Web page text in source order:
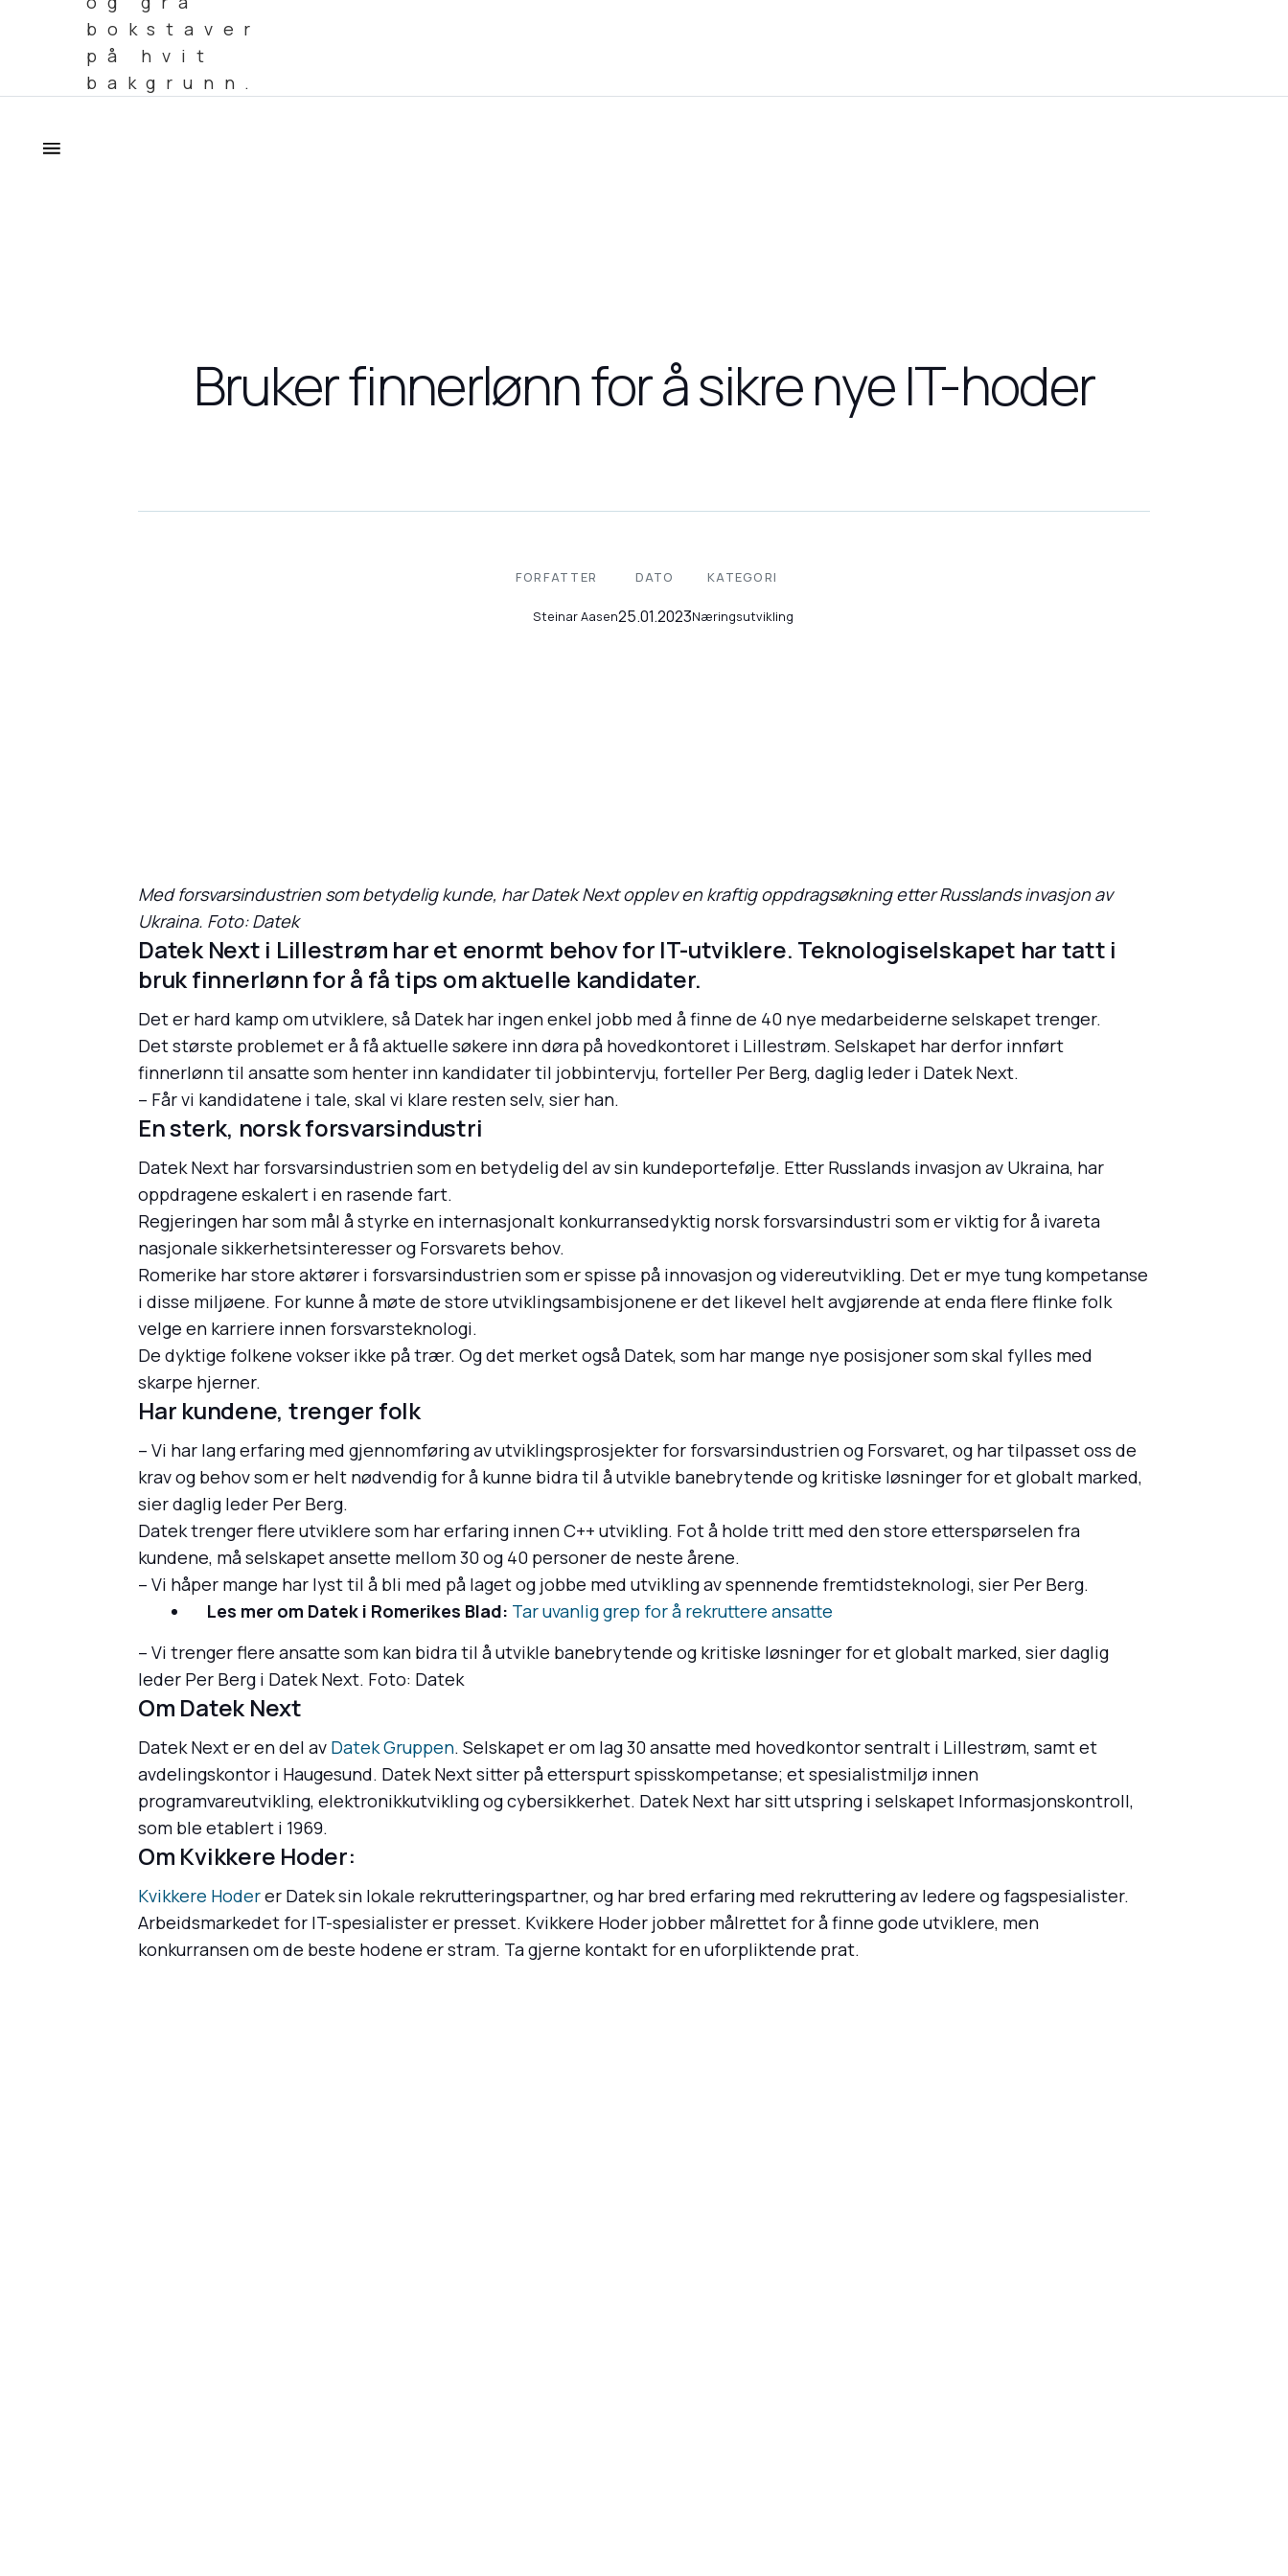
Bruker finnerlønn for å sikre nye IT-hoder
FORFATTER
Steinar Aasen
DATO
25.01.2023
KATEGORI
Næringsutvikling
Med forsvarsindustrien som betydelig kunde, har Datek Next opplev en kraftig oppdragsøkning etter Russlands invasjon av
Ukraina. Foto: Datek
Datek Next i Lillestrøm har et enormt behov for IT-utviklere. Teknologiselskapet har tatt i
bruk finnerlønn for å få tips om aktuelle kandidater.
Det er hard kamp om utviklere, så Datek har ingen enkel jobb med å finne de 40 nye medarbeiderne selskapet trenger.
Det største problemet er å få aktuelle søkere inn døra på hovedkontoret i Lillestrøm. Selskapet har derfor innført
finnerlønn til ansatte som henter inn kandidater til jobbintervju, forteller Per Berg, daglig leder i Datek Next.
– Får vi kandidatene i tale, skal vi klare resten selv, sier han.
En sterk, norsk forsvarsindustri
Datek Next har forsvarsindustrien som en betydelig del av sin kundeportefølje. Etter Russlands invasjon av Ukraina, har
oppdragene eskalert i en rasende fart.
Regjeringen har som mål å styrke en internasjonalt konkurransedyktig norsk forsvarsindustri som er viktig for å ivareta
nasjonale sikkerhetsinteresser og Forsvarets behov.
Romerike har store aktører i forsvarsindustrien som er spisse på innovasjon og videreutvikling. Det er mye tung kompetanse
i disse miljøene. For kunne å møte de store utviklingsambisjonene er det likevel helt avgjørende at enda flere flinke folk
velge en karriere innen forsvarsteknologi.
De dyktige folkene vokser ikke på trær. Og det merket også Datek, som har mange nye posisjoner som skal fylles med
skarpe hjerner.
Har kundene, trenger folk
– Vi har lang erfaring med gjennomføring av utviklingsprosjekter for forsvarsindustrien og Forsvaret, og har tilpasset oss de
krav og behov som er helt nødvendig for å kunne bidra til å utvikle banebrytende og kritiske løsninger for et globalt marked,
sier daglig leder Per Berg.
Datek trenger flere utviklere som har erfaring innen C++ utvikling. Fot å holde tritt med den store etterspørselen fra
kundene, må selskapet ansette mellom 30 og 40 personer de neste årene.
– Vi håper mange har lyst til å bli med på laget og jobbe med utvikling av spennende fremtidsteknologi, sier Per Berg.
Les mer om Datek i Romerikes Blad: Tar uvanlig grep for å rekruttere ansatte
– Vi trenger flere ansatte som kan bidra til å utvikle banebrytende og kritiske løsninger for et globalt marked, sier daglig
leder Per Berg i Datek Next. Foto: Datek
Om Datek Next
Datek Next er en del av Datek Gruppen. Selskapet er om lag 30 ansatte med hovedkontor sentralt i Lillestrøm, samt et
avdelingskontor i Haugesund. Datek Next sitter på etterspurt spisskompetanse; et spesialistmiljø innen
programvareutvikling, elektronikkutvikling og cybersikkerhet. Datek Next har sitt utspring i selskapet Informasjonskontroll,
som ble etablert i 1969.
Om Kvikkere Hoder:
Kvikkere Hoderer Datek sin lokale rekrutteringspartner, og har bred erfaring med rekruttering av ledere og fagspesialister.
Arbeidsmarkedet for IT-spesialister er presset. Kvikkere Hoder jobber målrettet for å finne gode utviklere, men
konkurransen om de beste hodene er stram. Ta gjerne kontakt for en uforpliktende prat.